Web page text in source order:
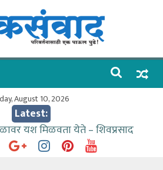
August 10, 2026
Latest:
यश मिळवता येते – शिवप्रसाद